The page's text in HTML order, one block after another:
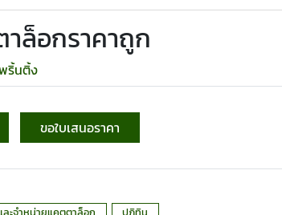
ล็อกราคาถูก
ริ้นติ้ง
ขอใบเสนอราคา